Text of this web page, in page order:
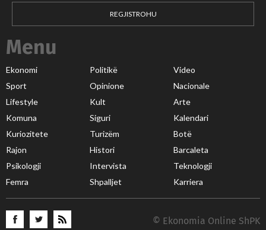
REGJISTROHU
Menu
Ekonomi Politikë
Video
Sport
Opinione
Nacionale
Lifestyle
Kult
Arte
Komuna
Siguri
Kalendari
Kuriozitete
Turizëm
Botë
Rajon
Histori
Barcaleta
Psikologji
Intervista
Teknologji
Femra
Shpalljet Karriera
© Ekonomia Online ShPK